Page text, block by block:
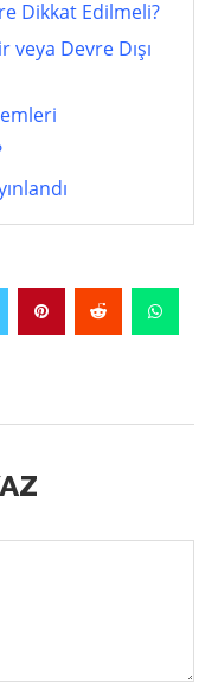
Dikkat Edilmeli?
veya Devre Dışı